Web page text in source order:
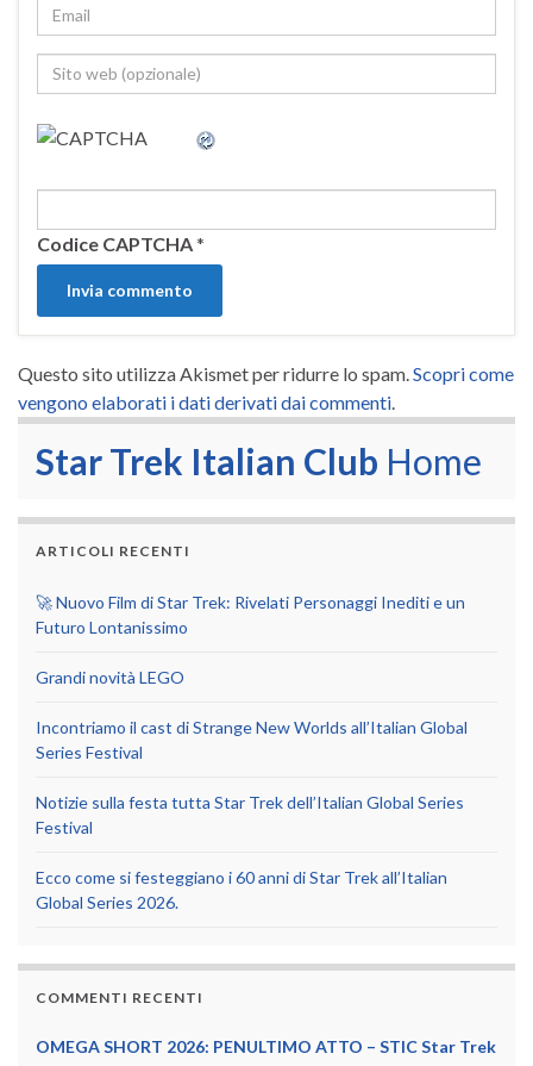
Codice CAPTCHA*
Questo sito utilizza Akismet per ridurre lo spam. Scopri come
vengono elaborati i dati derivati dai commenti
Star Trek Italian Club Home
ARTICOLI RECENTI
🚀 Nuovo Film di Star Trek: Rivelati Personaggi Inediti e un
Futuro Lontanissimo
Grandi novità LEGO
Incontriamo il cast di Strange New Worlds all’Italian Global
Series Festival
Notizie sulla festa tutta Star Trek dell’Italian Global Series
Festival
Ecco come si festeggiano i 60 anni di Star Trek all’Italian
Global Series 2026.
COMMENTI RECENTI
OMEGA SHORT 2026: PENULTIMO ATTO – STIC Star Trek